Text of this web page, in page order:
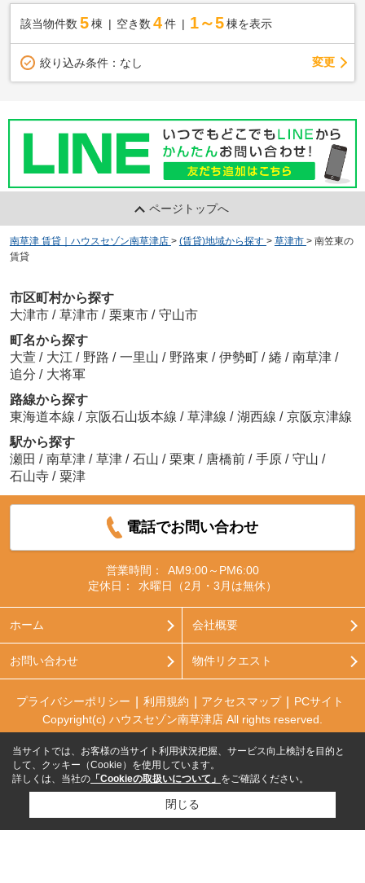
該当物件数 5棟 空き数 4 件 1～5 棟を表示
絞り込み条件： なし 変更
ページトップへ
南草津 賃貸｜ハウスセゾン南草津店 > (賃貸)地域から探す > 草津市 > 南笠東の
賃貸
市区町村から探す
大津市 / 草津市 / 栗東市 / 守山市
町名から探す
大萱 / 大江 / 野路 / 一里山 / 野路東 / 伊勢町 / 綣 / 南草津 /
追分 / 大将軍
路線から探す
東海道本線 / 京阪石山坂本線 / 草津線 / 湖西線 / 京阪京津線
駅から探す
瀬田 / 南草津 / 草津 / 石山 / 栗東 / 唐橋前 / 手原 / 守山 /
石山寺 / 粟津
電話でお問い合わせ
営業時間：
AM9:00～PM6:00
定休日：
水曜日（2月・3月は無休）
ホーム 会社概要
お問い合わせ 物件リクエスト
プライバシーポリシー 利用規約 アクセスマップ
PCサイト
Copyright(c) ハウスセゾン南草津店 All rights reserved.
当サイトでは、お客様の当サイト利用状況把握、サービス向上検討を目的と
して、クッキー（Cookie）を使用しています。
詳しくは、当社の 「Cookieの取扱いについて」 をご確認ください。
閉じる